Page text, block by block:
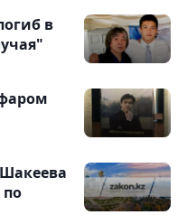
в
по